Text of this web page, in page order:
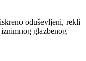
oduševljeni, rekli
glazbenog